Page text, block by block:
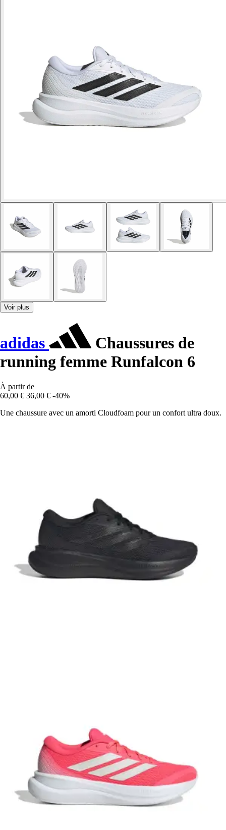
Voir plus
adidas
Chaussures de
running femme Runfalcon 6
À partir de
60,00 € 36,00 € -40%
Une chaussure avec un amorti Cloudfoam pour un confort ultra doux.